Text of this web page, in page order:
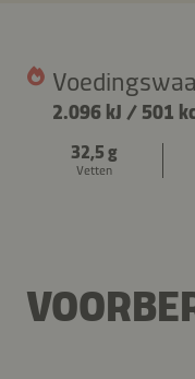
2.096 kJ / 501
32,5 g
Vetten